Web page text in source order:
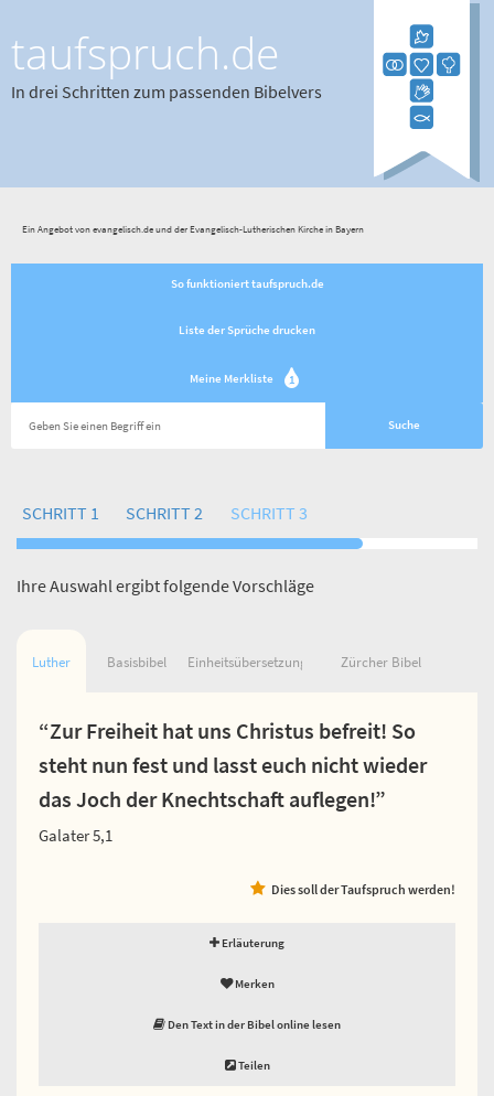
taufspruch.de
In drei Schritten zum passenden Bibelvers
Ein Angebot von evangelisch.de und der Evangelisch-Lutherischen Kirche in Bayern
So funktioniert taufspruch.de
Liste der Sprüche drucken
Meine Merkliste 1
SCHRITT 1 SCHRITT 2 SCHRITT 3
Ihre Auswahl ergibt folgende Vorschläge
Luther Basisbibel Einheitsübersetzung Zürcher Bibel
“Zur Freiheit hat uns Christus befreit! So
steht nun fest und lasst euch nicht wieder
das Joch der Knechtschaft auflegen!”
Galater 5,1
Dies soll der Taufspruch werden!
Erläuterung
Merken
Den Text in der Bibel online lesen
Teilen